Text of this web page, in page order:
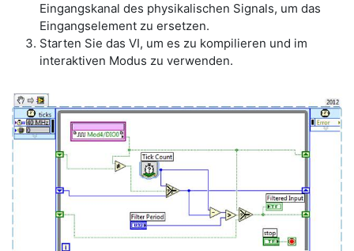
Eingangskanal des physikalischen Signals, um das
Eingangselement zu ersetzen.
Starten Sie das VI, um es zu kompilieren und im
interaktiven Modus zu verwenden.